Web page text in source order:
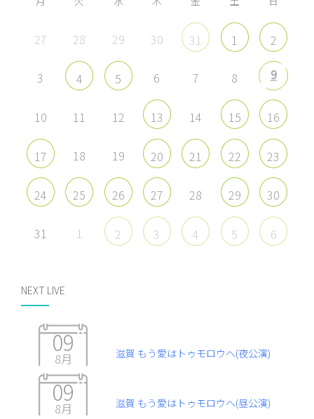
27 28 29 30 31 1 2
3 4 5 6 7 8 9
10 11 12 13 14 15 16
17 18 19 20 21 22 23
24 25 26 27 28 29 30
31 1 2 3 4 5 6
NEXT LIVE
09
8月 滋賀 もう愛はトゥモロウヘ(夜公演)
09
8月 滋賀 もう愛はトゥモロウヘ(昼公演)